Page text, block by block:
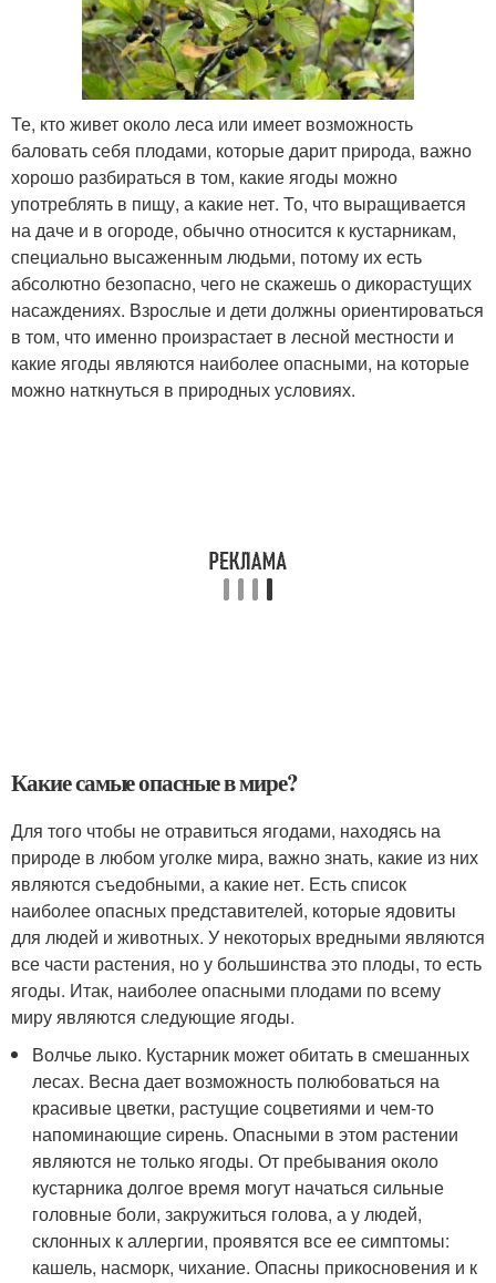
Те, кто живет около леса или имеет возможность
баловать себя плодами, которые дарит природа, важно
хорошо разбираться в том, какие ягоды можно
употреблять в пищу, а какие нет. То, что выращивается
на даче и в огороде, обычно относится к кустарникам,
специально высаженным людьми, потому их есть
абсолютно безопасно, чего не скажешь о дикорастущих
насаждениях. Взрослые и дети должны ориентироваться
в том, что именно произрастает в лесной местности и
какие ягоды являются наиболее опасными, на которые
можно наткнуться в природных условиях.
Какие самые опасные в мире?
Для того чтобы не отравиться ягодами, находясь на
природе в любом уголке мира, важно знать, какие из них
являются съедобными, а какие нет. Есть список
наиболее опасных представителей, которые ядовиты
для людей и животных. У некоторых вредными являются
все части растения, но у большинства это плоды, то есть
ягоды. Итак, наиболее опасными плодами по всему
миру являются следующие ягоды.
Волчье лыко. Кустарник может обитать в смешанных
лесах. Весна дает возможность полюбоваться на
красивые цветки, растущие соцветиями и чем-то
напоминающие сирень. Опасными в этом растении
являются не только ягоды. От пребывания около
кустарника долгое время могут начаться сильные
головные боли, закружиться голова, а у людей,
склонных к аллергии, проявятся все ее симптомы:
кашель, насморк, чихание. Опасны прикосновения и к